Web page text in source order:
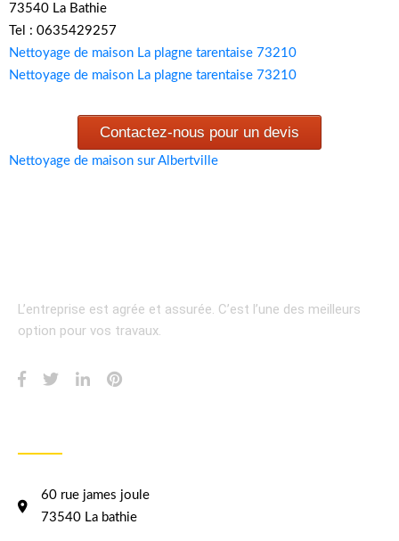
73540 La Bathie
Tel : 0635429257
Nettoyage de maison La plagne tarentaise 73210
Nettoyage de maison La plagne tarentaise 73210
Contactez-nous pour un devis
Nettoyage de maison sur Albertville
L’entreprise est agrée et assurée. C’est l’une des meilleurs
option pour vos travaux.
60 rue james joule
73540 La bathie